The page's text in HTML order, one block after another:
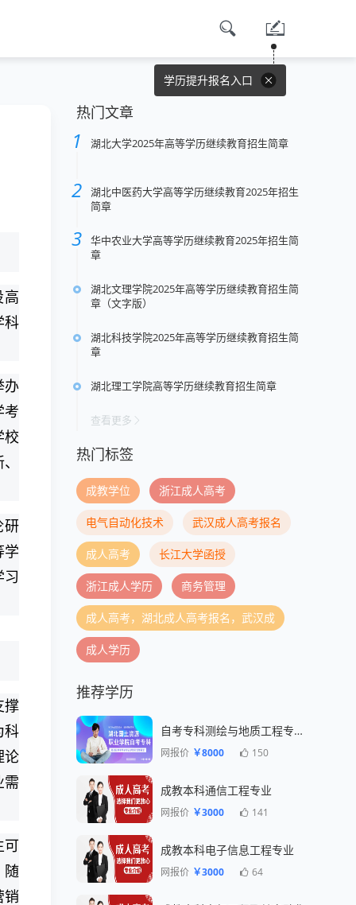
学历提升报名入口
高
科
办
考
校
研
学
习
撑
科
论
需
随
销
热门文章
湖北大学2025年高等学历继续教育招生简章
湖北中医药大学高等学历继续教育2025年招生
简章
华中农业大学高等学历继续教育2025年招生简
章
湖北文理学院2025年高等学历继续教育招生简
章（文字版）
湖北科技学院2025年高等学历继续教育招生简
章
湖北理工学院高等学历继续教育招生简章
查看更多
热门标签
成教学位 浙江成人高考
电气自动化技术 武汉成人高考报名
成人高考 长江大学函授
浙江成人学历 商务管理
成人高考，湖北成人高考报名，武汉成
成人学历
推荐学历
自考专科测绘与地质工程专业一年毕业
网报价 ￥8000 150
成教本科通信工程专业
网报价 ￥3000 141
成教本科电子信息工程专业
网报价 ￥3000 64